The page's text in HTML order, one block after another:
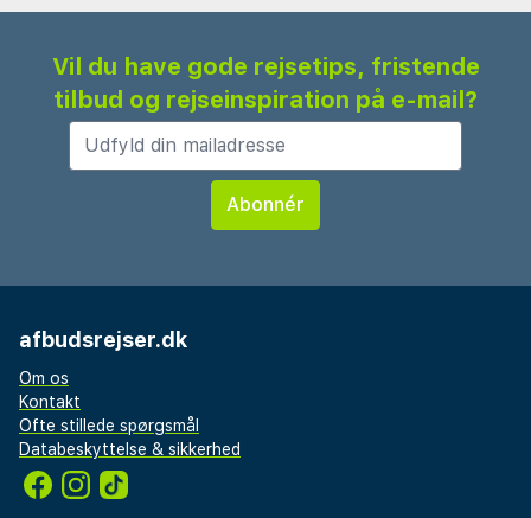
Vil du have gode rejsetips, fristende
tilbud og rejseinspiration på e-mail?
afbudsrejser.dk
Om os
Kontakt
Ofte stillede spørgsmål
Databeskyttelse & sikkerhed